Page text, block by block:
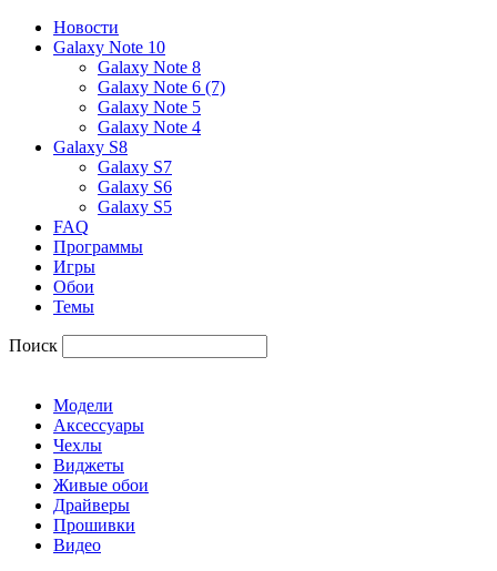
Новости
Galaxy Note 10
Galaxy Note 8
Galaxy Note 6 (7)
Galaxy Note 5
Galaxy Note 4
Galaxy S8
Galaxy S7
Galaxy S6
Galaxy S5
FAQ
Программы
Игры
Обои
Темы
Поиск
Модели
Аксессуары
Чехлы
Виджеты
Живые обои
Драйверы
Прошивки
Видео